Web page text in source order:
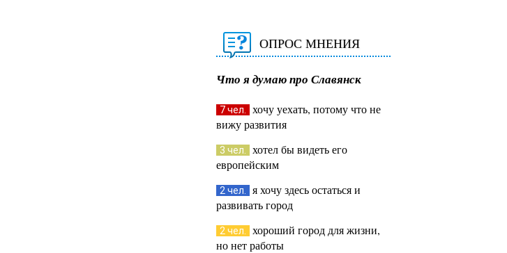
ОПРОС МНЕНИЯ
Что я думаю про Славянск
7 чел.
хочу уехать, потому что не
вижу развития
3 чел.
хотел бы видеть его
европейским
2 чел.
я хочу здесь остаться и
развивать город
2 чел.
хороший город для жизни,
но нет работы